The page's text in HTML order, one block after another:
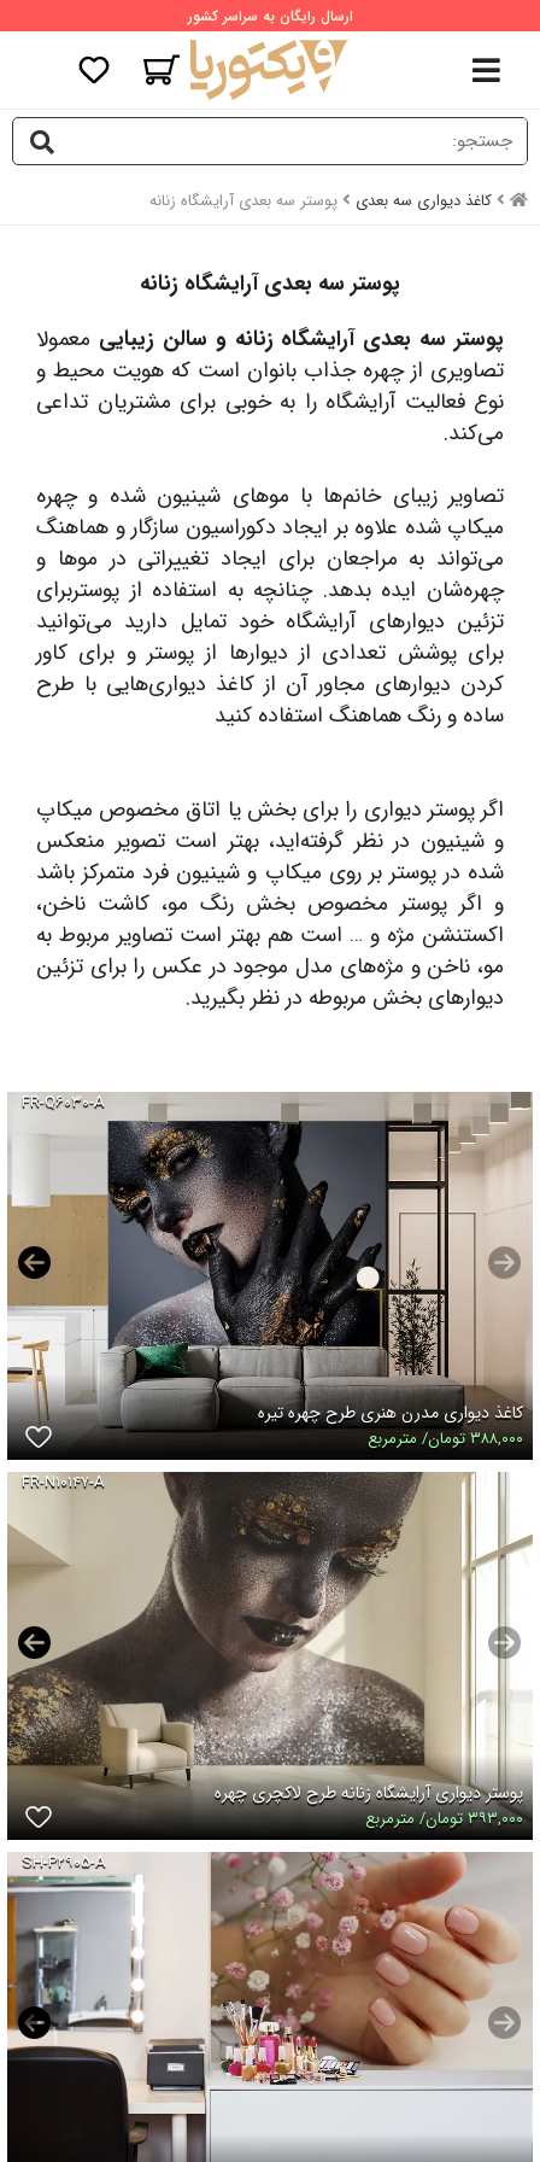
ارسال رایگان به سراسر کشور
کاغذ دیواری سه بعدی پوستر سه بعدی آرایشگاه زنانه
پوستر سه بعدی آرایشگاه زنانه
پوستر سه بعدی آرایشگاه زنانه و سالن زیبایی معمولا
تصاویری از چهره جذاب بانوان است که هویت محیط و
نوع فعالیت آرایشگاه را به خوبی برای مشتریان تداعی
می‌کند.
تصاویر زیبای خانم‌ها با موهای شینیون شده و چهره
میکاپ شده علاوه بر ایجاد دکوراسیون سازگار و هماهنگ
می‌تواند به مراجعان برای ایجاد تغییراتی در موها و
چهره‌شان ایده بدهد. چنانچه به استفاده از پوستربرای
تزئین دیوارهای آرایشگاه خود تمایل دارید می‌توانید
برای پوشش تعدادی از دیوارها از پوستر و برای کاور
کردن دیوارهای مجاور آن از کاغذ دیواری‌هایی با طرح
ساده و رنگ هماهنگ استفاده کنید
اگر پوستر دیواری را برای بخش یا اتاق مخصوص میکاپ
و شینیون در نظر گرفته‌اید، بهتر است تصویر منعکس
شده در پوستر بر روی میکاپ و شینیون فرد متمرکز باشد
و اگر پوستر مخصوص بخش رنگ مو، کاشت ناخن،
اکستنشن مژه و … است هم بهتر است تصاویر مربوط به
مو، ناخن و مژه‌های مدل موجود در عکس را برای تزئین
دیوارهای بخش مربوطه در نظر بگیرید.
FR-Q۶۰۳۰-A
کاغذ دیواری مدرن هنری طرح چهره تیره
۳۸۸,۰۰۰ تومان/ مترمربع
FR-N۱۰۱۴۷-A
پوستر دیواری آرایشگاه زنانه طرح لاکچری چهره
۳۹۳,۰۰۰ تومان/ مترمربع
SH-P۲۹۰۵-A